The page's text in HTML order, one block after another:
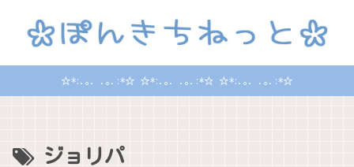
☆*:.｡. .｡.:*☆ ☆*:.｡. .｡.:*☆ ☆*:.｡. .｡.:*☆
ジョリパ